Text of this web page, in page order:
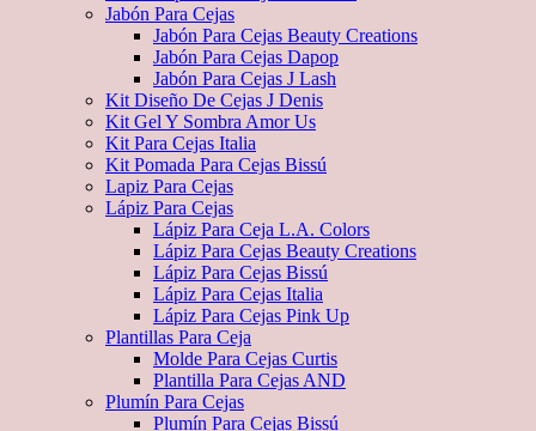
Jabón Para Cejas
Jabón Para Cejas Beauty Creations
Jabón Para Cejas Dapop
Jabón Para Cejas J Lash
Kit Diseño De Cejas J Denis
Kit Gel Y Sombra Amor Us
Kit Para Cejas Italia
Kit Pomada Para Cejas Bissú
Lapiz Para Cejas
Lápiz Para Cejas
Lápiz Para Ceja L.A. Colors
Lápiz Para Cejas Beauty Creations
Lápiz Para Cejas Bissú
Lápiz Para Cejas Italia
Lápiz Para Cejas Pink Up
Plantillas Para Ceja
Molde Para Cejas Curtis
Plantilla Para Cejas AND
Plumín Para Cejas
Plumín Para Cejas Bissú